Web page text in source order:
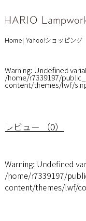
Home | Yahoo!ショッピング
Warning: Undefined
/home/r7339197/
content/themes/lwf/
レビュー （0）
Warning: Undefined
/home/r7339197/
content/themes/lwf/